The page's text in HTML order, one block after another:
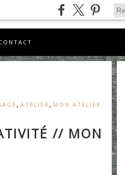
, ATELIER , MON ATELIER
// MON